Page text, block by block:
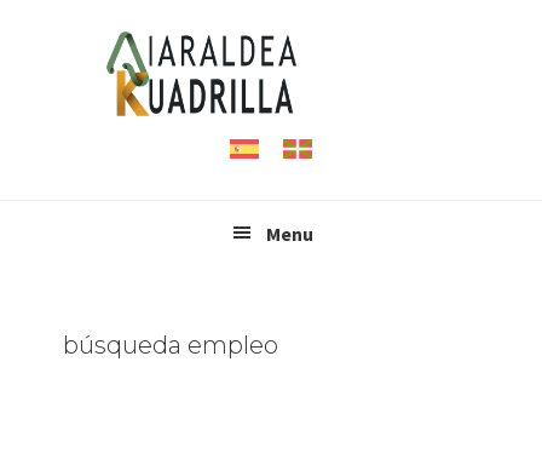
Menu
búsqueda empleo